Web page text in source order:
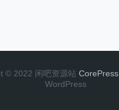
© 2022 闲吧资源站 CorePress
WordPress